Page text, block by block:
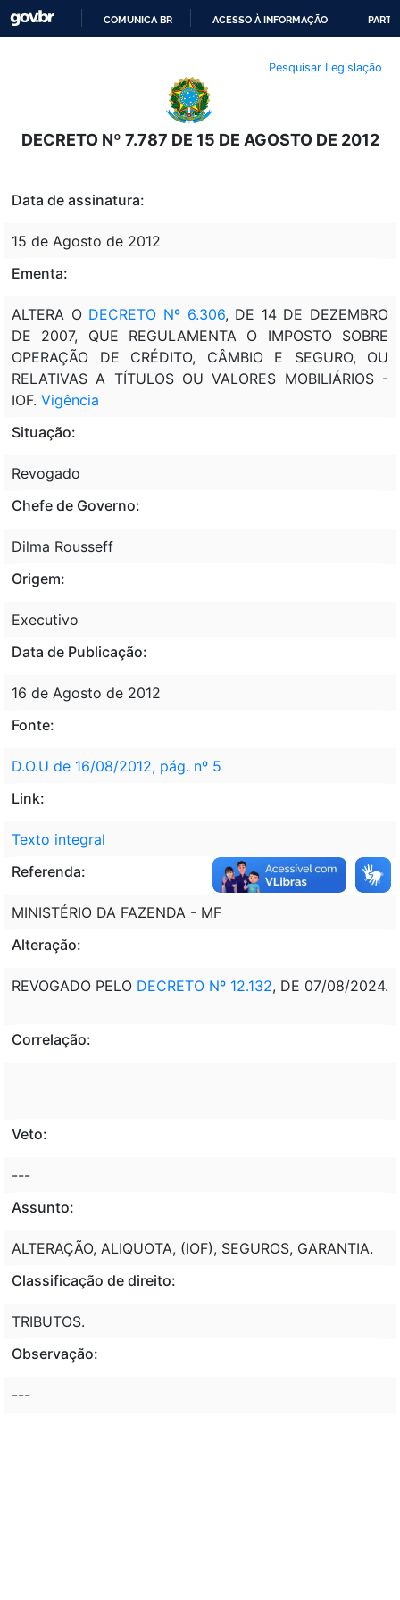
O
CONTEÚDO
COMUNICA BR ACESSO À INFORMAÇÃO
Pesquisar Legislação
DECRETO Nº 7.787 DE 15 DE AGOSTO DE 2012
Data de assinatura:
15 de Agosto de 2012
Ementa:
ALTERA ODECRETO Nº 6.306, DE 14 DE DEZEMBRO
DE 2007, QUE REGULAMENTA O IMPOSTO SOBRE
OPERAÇÃO DE CRÉDITO, CÂMBIO E SEGURO, OU
RELATIVAS A TÍTULOS OU VALORES MOBILIÁRIOS -
IOF. Vigência
Situação:
Revogado
Chefe de Governo:
Dilma Rousseff
Origem:
Executivo
Data de Publicação:
16 de Agosto de 2012
Fonte:
D.O.U de 16/08/2012, pág. nº 5
Link:
Texto integral
Referenda:
MINISTÉRIO DA FAZENDA - MF
Alteração:
REVOGADO PELO DECRETO Nº 12.132, DE 07/08/2024.
Correlação:
Veto:
---
Assunto:
ALTERAÇÃO, ALIQUOTA, (IOF), SEGUROS, GARANTIA.
Classificação de direito:
TRIBUTOS.
Observação:
---